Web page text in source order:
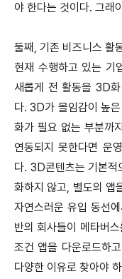
야 한다는 것이다. 그래
둘째, 기존 비즈니스 활
현재 수행하고 있는 기
새롭게 전 활동을 3D
다. 3D가 몰임감이 높
화가 필요 없는 부분까
연동되지 못한다면 운
다. 3D콘텐츠는 기본적
화하지 않고, 별도의 앱
자연스러운 유입 동선
반의 회사들이 메타버
조건 앱을 다운로드하
다양한 이유로 찾아야